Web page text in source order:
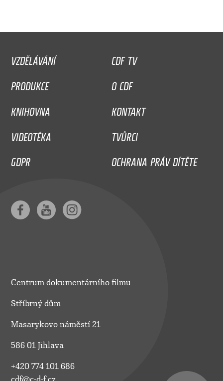
VZDĚLÁVÁNÍ
CDF TV
PRODUKCE
O CDF
KNIHOVNA
KONTAKT
VIDEOTÉKA
TVŮRCI
GDPR
OCHRANA PRÁV DÍTĚTE
Centrum dokumentárního filmu
Stříbrný dům
Masarykovo náměstí 21
586 01 Jihlava
+420 774 101 686